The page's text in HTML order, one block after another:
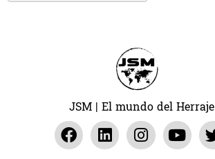
JSM | El mundo del Herraje